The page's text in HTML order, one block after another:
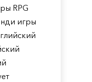
RPG
игры